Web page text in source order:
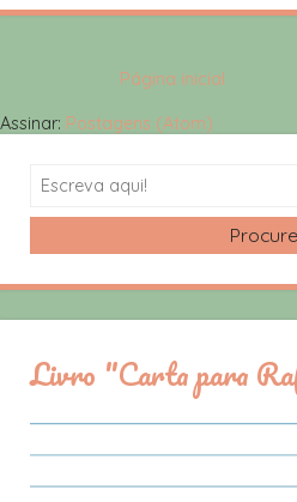
Página inicial
Assinar: Postagens (Atom)
Search
Livro "Carta para